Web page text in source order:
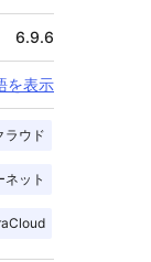
6.9.6
を表示
ラウド
ネット